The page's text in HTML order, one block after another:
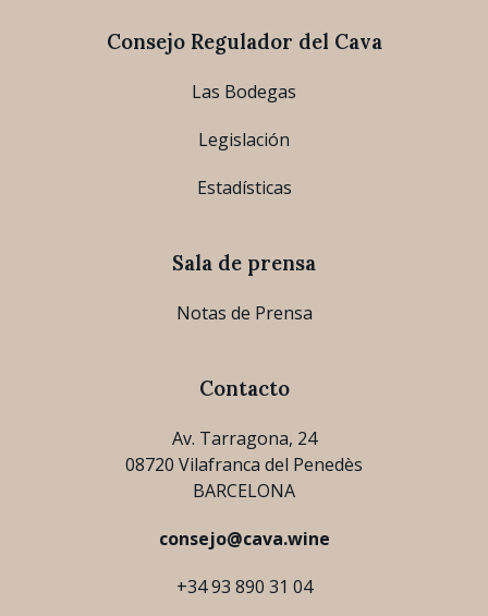
Consejo Regulador del Cava
Las Bodegas
Legislación
Estadísticas
Sala de prensa
Notas de Prensa
Contacto
Av. Tarragona, 24
08720 Vilafranca del Penedès
BARCELONA
consejo@cava.wine
+34 93 890 31 04